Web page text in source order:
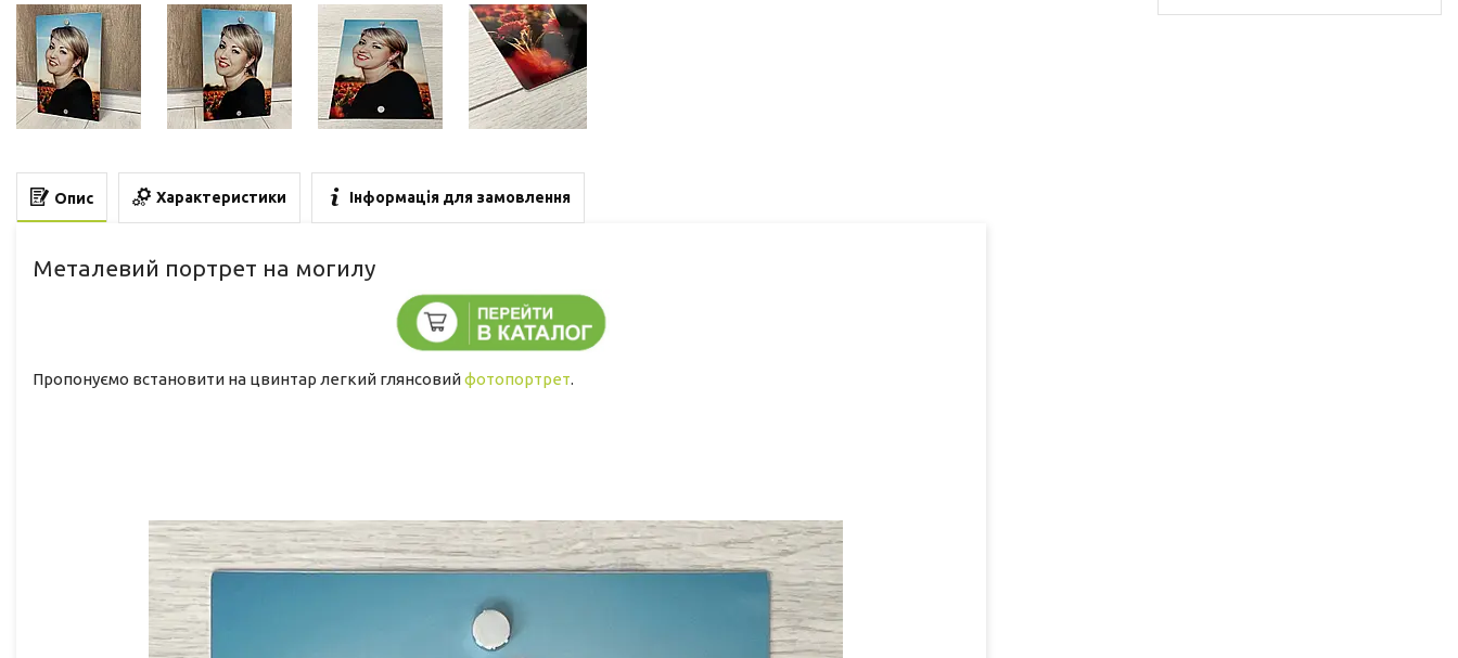
Опис Характеристики Інформація для замовлення
Металевий портрет на могилу
Пропонуємо встановити на цвинтар легкий глянсовийфотопортрет.